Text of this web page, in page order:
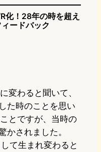
化！28年の時を超え
ードバック
変わると聞いて、
た時のことを思い
とですが、当時の
かされました。
て生まれ変わると